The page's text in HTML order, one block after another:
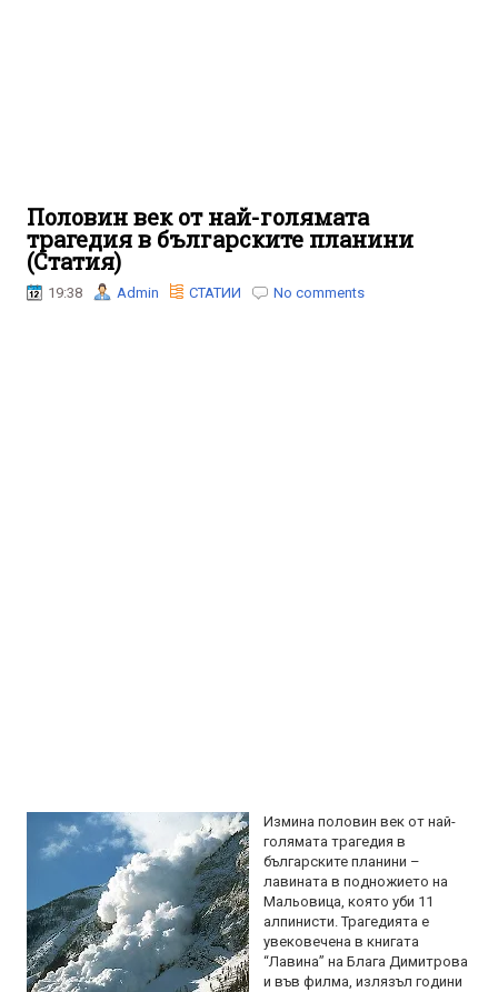
Половин век от най-голямата
трагедия в българските планини
(Статия)
19:38 Admin СТАТИИ No comments
Измина половин век от най-
голямата трагедия в
българските планини –
лавината в подножието на
Мальовица, която уби 11
алпинисти. Трагедията е
увековечена в книгата
“Лавина” на Блага Димитрова
и във филма, излязъл години